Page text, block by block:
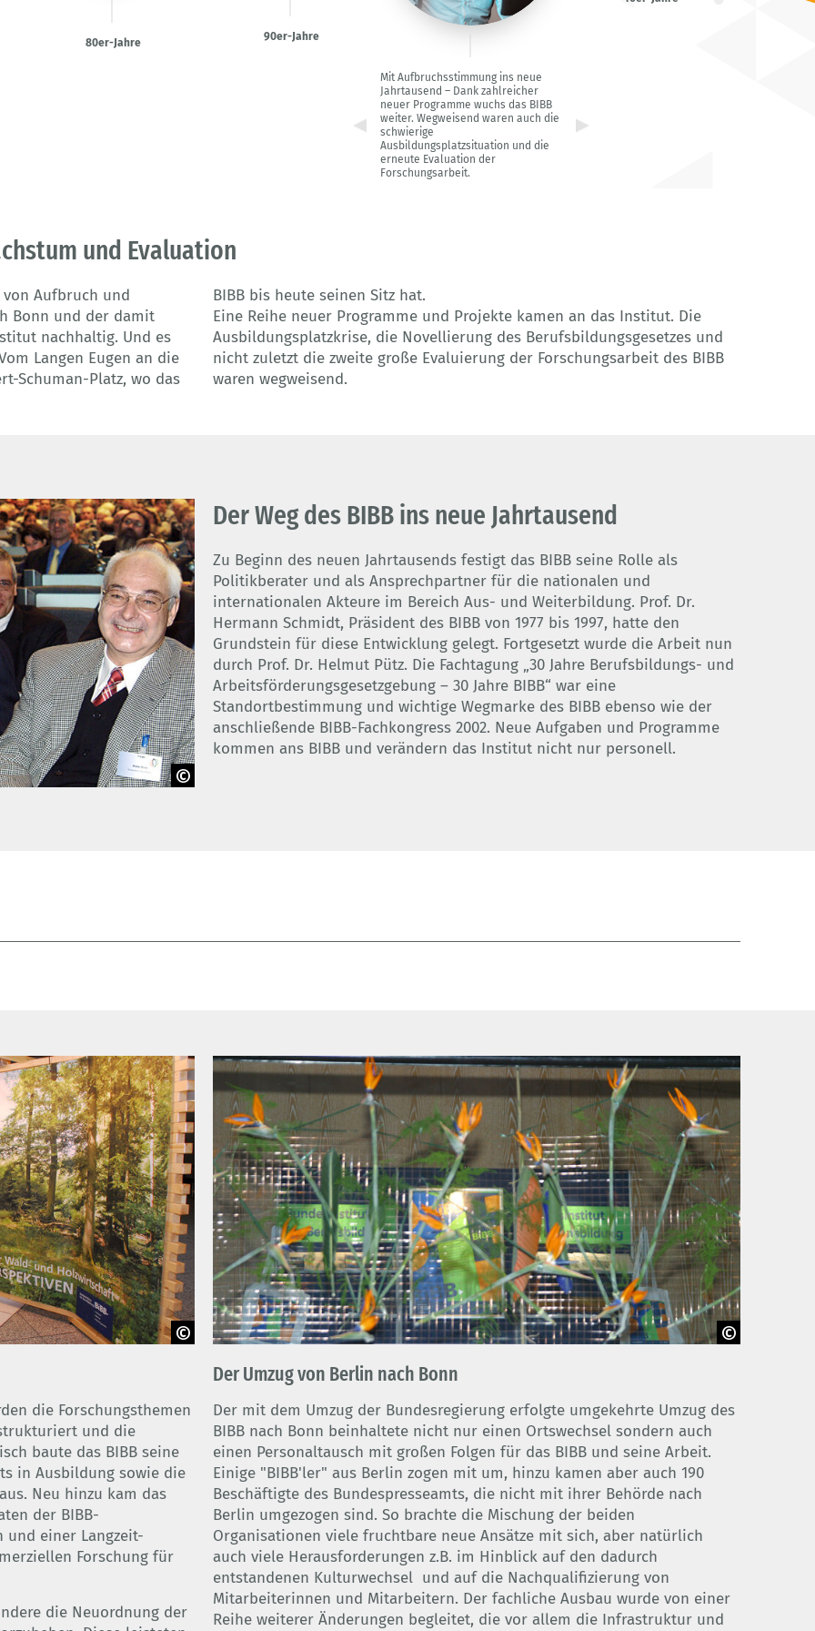
80er-Jahre 90er-Jahre
Mit Aufbruchsstimmung ins neue
Jahrtausend – Dank zahlreicher
neuer Programme wuchs das BIBB
weiter. Wegweisend waren auch die
schwierige
Ausbildungsplatzsituation und die
erneute Evaluation der
Forschungsarbeit.
und Evaluation
von Aufbruch und
Bonn und der damit
nachhaltig. Und es
Langen Eugen an die
Schuman-Platz, wo das
BIBB bis heute seinen Sitz hat.
Eine Reihe neuer Programme und Projekte kamen an das Institut. Die
Ausbildungsplatzkrise, die Novellierung des Berufsbildungsgesetzes und
nicht zuletzt die zweite große Evaluierung der Forschungsarbeit des BIBB
waren wegweisend.
Der Weg des BIBB ins neue Jahrtausend
Zu Beginn des neuen Jahrtausends festigt das BIBB seine Rolle als
Politikberater und als Ansprechpartner für die nationalen und
internationalen Akteure im Bereich Aus- und Weiterbildung. Prof. Dr.
Hermann Schmidt, Präsident des BIBB von 1977 bis 1997, hatte den
Grundstein für diese Entwicklung gelegt. Fortgesetzt wurde die Arbeit nun
durch Prof. Dr. Helmut Pütz. Die Fachtagung „30 Jahre Berufsbildungs- und
Arbeitsförderungsgesetzgebung – 30 Jahre BIBB“ war eine
Standortbestimmung und wichtige Wegmarke des BIBB ebenso wie der
anschließende BIBB-Fachkongress 2002. Neue Aufgaben und Programme
kommen ans BIBB und verändern das Institut nicht nur personell.
die Forschungsthemen
und die
baute das BIBB seine
in Ausbildung sowie die
Neu hinzu kam das
der BIBB-
und einer Langzeit-
Forschung für
die Neuordnung der
Der Umzug von Berlin nach Bonn
Der mit dem Umzug der Bundesregierung erfolgte umgekehrte Umzug des
BIBB nach Bonn beinhaltete nicht nur einen Ortswechsel sondern auch
einen Personaltausch mit großen Folgen für das BIBB und seine Arbeit.
Einige "BIBB'ler" aus Berlin zogen mit um, hinzu kamen aber auch 190
Beschäftigte des Bundespresseamts, die nicht mit ihrer Behörde nach
Berlin umgezogen sind. So brachte die Mischung der beiden
Organisationen viele fruchtbare neue Ansätze mit sich, aber natürlich
auch viele Herausforderungen z.B. im Hinblick auf den dadurch
entstandenen Kulturwechsel und auf die Nachqualifizierung von
Mitarbeiterinnen und Mitarbeitern. Der fachliche Ausbau wurde von einer
Reihe weiterer Änderungen begleitet, die vor allem die Infrastruktur und